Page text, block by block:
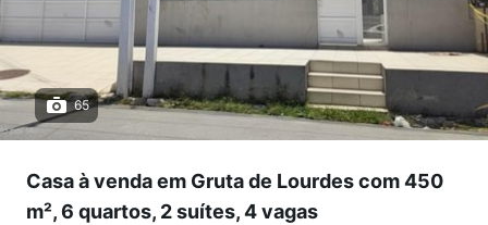
65
Casa à venda em Gruta de Lourdes com 450
m², 6 quartos, 2 suítes, 4 vagas